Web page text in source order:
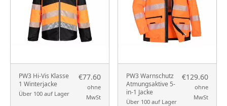
PW3 Hi-Vis Klasse
1 Winterjacke
Über 100 auf Lager
€77.60
ohne
MwSt
PW3 Warnschutz
Atmungsaktive 5-
in-1 Jacke
Über 100 auf Lager
€129.60
ohne
MwSt